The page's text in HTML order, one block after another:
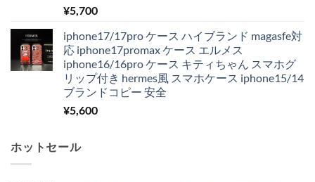
¥5,700
iphone17/17pro ケース ハイブランド magasfe対
応 iphone17promax ケース エルメス
iphone16/16pro ケース キティちゃん スマホグ
リップ付き hermes風 スマホケース iphone15/14
ブランドコピー 安全
¥5,600
ホットセール